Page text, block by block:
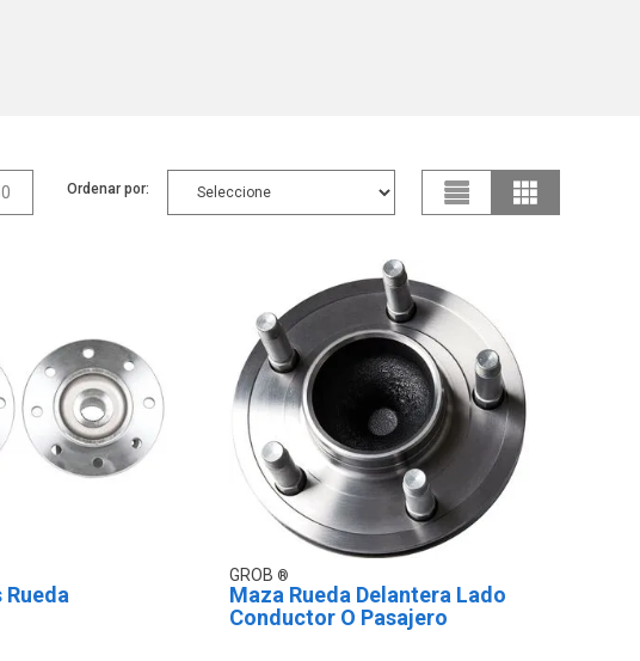
Ordenar por:
Rueda
GROB
Maza Rueda Delantera Lado
Conductor O Pasajero